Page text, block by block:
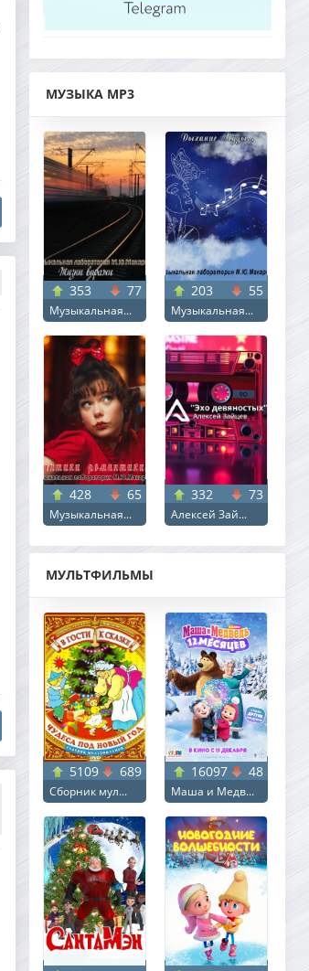
МУЗЫКА MP3
353 77
Музыкальная...
203 55
Музыкальная...
428 65
Музыкальная...
332 73
Алексей Зай...
МУЛЬТФИЛЬМЫ
5109 689
Сборник мул...
16097 48
Маша и Медв...